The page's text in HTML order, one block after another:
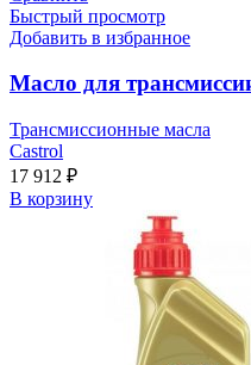
Быстрый просмотр
Добавить в избранное
Масло для
Трансмиссионные масла
Castrol
17 912 ₽
В корзину